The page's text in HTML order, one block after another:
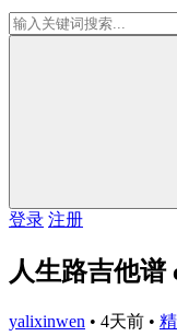
登录 注册
人生路吉他谱
yalixinwen • 4天前 •